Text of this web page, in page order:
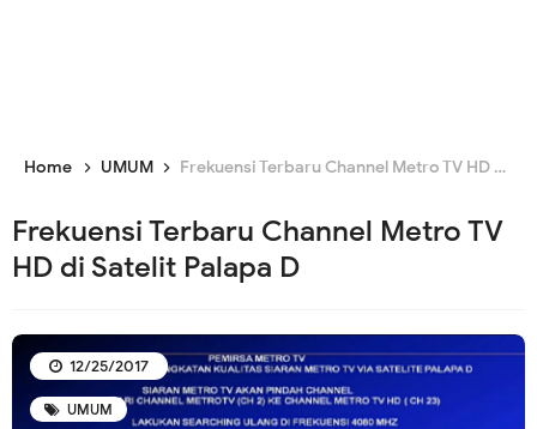
Home UMUM Frekuensi Terbaru Channel Metro TV HD di Satelit Palapa D
Frekuensi Terbaru Channel Metro TV
HD di Satelit Palapa D
UMUM
12/25/2017